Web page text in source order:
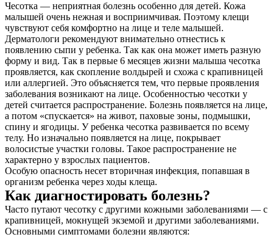
Чесотка — неприятная болезнь особенно для детей. Кожа
малышей очень нежная и восприимчивая. Поэтому клещи
чувствуют себя комфортно на лице и теле малышей.
Дерматологи рекомендуют внимательно отнестись к
появлению сыпи у ребенка. Так как она может иметь разную
форму и вид. Так в первые 6 месяцев жизни малыша чесотка
проявляется, как скопление волдырей и схожа с крапивницей
или аллергией. Это объясняется тем, что первые проявления
заболевания возникают на лице. Особенностью чесотки у
детей считается распространение. Болезнь появляется на лице,
а потом «спускается» на живот, паховые зоны, подмышки,
спину и ягодицы. У ребенка чесотка развивается по всему
телу. Но изначально появляется на лице, покрывает
волосистые участки головы. Такое распространение не
характерно у взрослых пациентов.
Особую опасность несет вторичная инфекция, попавшая в
организм ребенка через ходы клеща.
Как диагностировать болезнь?
Часто путают чесотку с другими кожными заболеваниями — с
крапивницей, мокнущей экземой и другими заболеваниями.
Основными симптомами болезни являются: